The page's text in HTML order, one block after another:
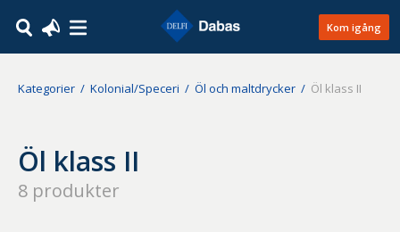
Kom igång
Kategorier Kolonial/Speceri Öl och maltdrycker Öl klass II
Öl klass II
8 produkter